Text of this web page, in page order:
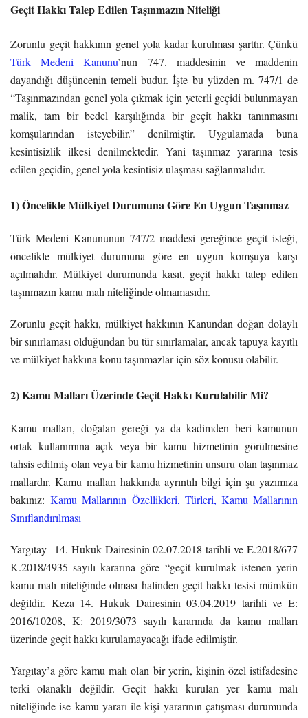
Geçit Hakkı Talep Edilen Taşınmazın Niteliği
Zorunlu geçit hakkının genel yola kadar kurulması şarttır. Çünkü
Türk Medeni Kanunu’nun 747. maddesinin ve maddenin
dayandığı düşüncenin temeli budur. İşte bu yüzden m. 747/1 de
“Taşınmazından genel yola çıkmak için yeterli geçidi bulunmayan
malik, tam bir bedel karşılığında bir geçit hakkı tanınmasını
komşularından isteyebilir.” denilmiştir. Uygulamada buna
kesintisizlik ilkesi denilmektedir. Yani taşınmaz yararına tesis
edilen geçidin, genel yola kesintisiz ulaşması sağlanmalıdır.
1) Öncelikle Mülkiyet Durumuna Göre En Uygun Taşınmaz
Türk Medeni Kanununun 747/2 maddesi gereğince geçit isteği,
öncelikle mülkiyet durumuna göre en uygun komşuya karşı
açılmalıdır. Mülkiyet durumunda kasıt, geçit hakkı talep edilen
taşınmazın kamu malı niteliğinde olmamasıdır.
Zorunlu geçit hakkı, mülkiyet hakkının Kanundan doğan dolaylı
bir sınırlaması olduğundan bu tür sınırlamalar, ancak tapuya kayıtlı
ve mülkiyet hakkına konu taşınmazlar için söz konusu olabilir.
2) Kamu Malları Üzerinde Geçit Hakkı Kurulabilir Mi?
Kamu malları, doğaları gereği ya da kadimden beri kamunun
ortak kullanımına açık veya bir kamu hizmetinin görülmesine
tahsis edilmiş olan veya bir kamu hizmetinin unsuru olan taşınmaz
mallardır. Kamu malları hakkında ayrıntılı bilgi için şu yazımıza
bakınız:Kamu Mallarının Özellikleri, Türleri, Kamu Mallarının
Sınıflandırılması
Yargıtay 14. Hukuk Dairesinin 02.07.2018 tarihli ve E.2018/677
K.2018/4935 sayılı kararına göre “geçit kurulmak istenen yerin
kamu malı niteliğinde olması halinden geçit hakkı tesisi mümkün
değildir. Keza 14. Hukuk Dairesinin 03.04.2019 tarihli ve E:
2016/10208, K: 2019/3073 sayılı kararında da kamu malları
üzerinde geçit hakkı kurulamayacağı ifade edilmiştir.
Yargıtay’a göre kamu malı olan bir yerin, kişinin özel istifadesine
terki olanaklı değildir. Geçit hakkı kurulan yer kamu malı
niteliğinde ise kamu yararı ile kişi yararının çatışması durumunda